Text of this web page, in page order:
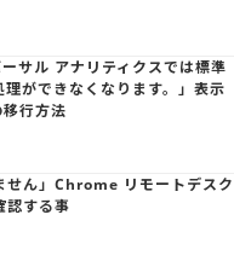
サル アナリティクスでは標準
ができなくなります。」表示
行方法
せん」Chrome リモートデスク
認する事